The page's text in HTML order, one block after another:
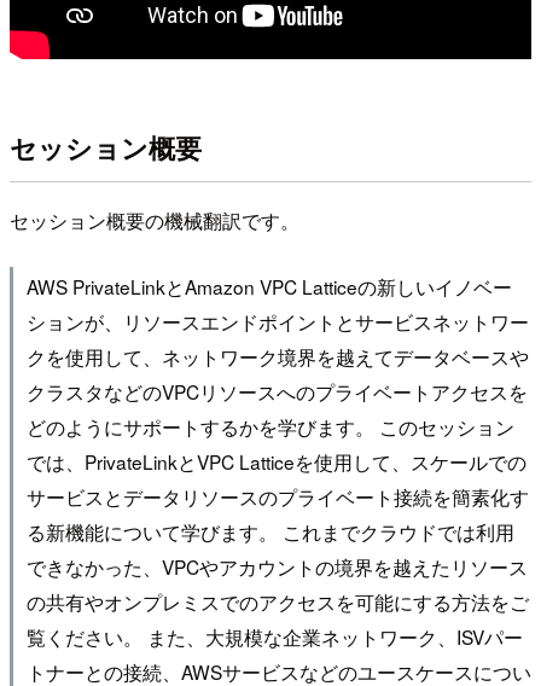
セッション概要
セッション概要の機械翻訳です。
AWS PrivateLinkとAmazon VPC Latticeの新しいイノベー
ションが、リソースエンドポイントとサービスネットワー
クを使用して、ネットワーク境界を越えてデータベースや
クラスタなどのVPCリソースへのプライベートアクセスを
どのようにサポートするかを学びます。 このセッション
では、PrivateLinkとVPC Latticeを使用して、スケールでの
サービスとデータリソースのプライベート接続を簡素化す
る新機能について学びます。 これまでクラウドでは利用
できなかった、VPCやアカウントの境界を越えたリソース
の共有やオンプレミスでのアクセスを可能にする方法をご
覧ください。 また、大規模な企業ネットワーク、ISVパー
トナーとの接続、AWSサービスなどのユースケースについ